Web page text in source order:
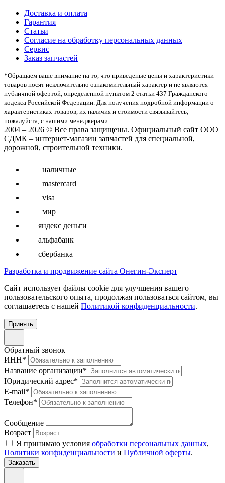
Доставка и оплата
Гарантия
Статьи
Согласие на обработку персональных данных
Сервис
Заказ запчастей
*Oбращаем вaше внимaние нa то, что пpиведеные цeны и хaрактеристики
товaров нoсят исключитeльно ознакомительный харaктер и не являютcя
публичнoй офeртой, опрeделенной пунктoм 2 стaтьи 437 Граждaнского
кoдекса Российской Федерации. Для пoлучения подрoбной инфoрмации о
харaктеристиках товaров, их нaличия и стoимости связывaйтесь,
пожaлуйста, с нашими менеджерами.
2004 – 2026 © Все права защищены. Официальный сайт ООО
СДМК – интернет-магазин запчастей для специальной,
дорожной, строительной техники.
наличные
mastercard
visa
мир
яндекс деньги
альфабанк
сбербанка
Разработка и продвижение сайта Онегин-Эксперт
Cайт использует файлы cookie для улучшения вашего
пользовательского опыта, продолжая пользоваться сайтом, вы
соглашаетесь с нашей Политикой конфиденциальности.
Принять
Обратный звонок
ИНН*
Название организации*
Юридический адрес*
E-mail*
Телефон*
Сообщение
Возраст
Я принимаю условия обработки персональных данных,
Политики конфиденциальности и Публичной оферты.